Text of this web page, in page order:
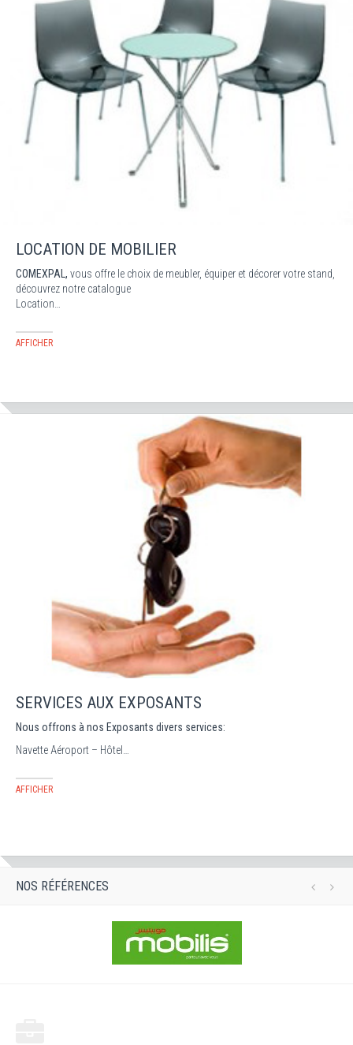
LOCATION DE MOBILIER
COMEXPAL, vous offre le choix de meubler, équiper et décorer votre stand,
découvrez notre catalogue
Location…
AFFICHER
SERVICES AUX EXPOSANTS
Nous offrons à nos Exposants divers services:
Navette Aéroport – Hôtel…
AFFICHER
NOS RÉFÉRENCES